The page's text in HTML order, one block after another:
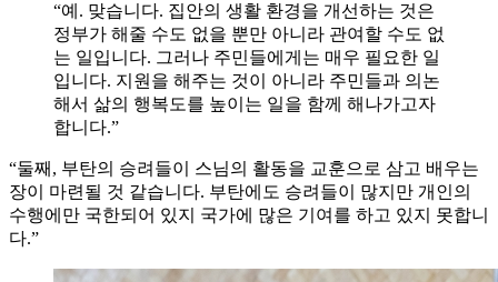
“예. 맞습니다. 집안의 생활 환경을 개선하는 것은
정부가 해줄 수도 없을 뿐만 아니라 관여할 수도 없
는 일입니다. 그러나 주민들에게는 매우 필요한 일
입니다. 지원을 해주는 것이 아니라 주민들과 의논
해서 삶의 행복도를 높이는 일을 함께 해나가고자
합니다.”
“둘째, 부탄의 승려들이 스님의 활동을 교훈으로 삼고 배우는
장이 마련될 것 같습니다. 부탄에도 승려들이 많지만 개인의
수행에만 국한되어 있지 국가에 많은 기여를 하고 있지 못합니
다.”